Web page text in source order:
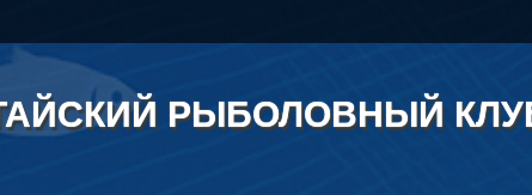
РЫБОЛОВНЫЙ